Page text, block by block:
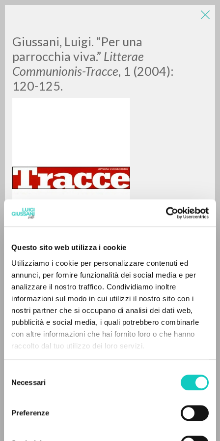
Questo sito web utilizza i cookie
Utilizziamo i cookie per personalizzare contenuti ed
annunci, per fornire funzionalità dei social media e per
analizzare il nostro traffico. Condividiamo inoltre
informazioni sul modo in cui utilizzi il nostro sito con i
nostri partner che si occupano di analisi dei dati web,
pubblicità e social media, i quali potrebbero combinarle
con altre informazioni che hai fornito loro o che hanno
raccolto dal tuo utilizzo dei loro servizi.
delNecessari
Preferenze
Giussani, Luigi. “Per una
parrocchia viva.” Litterae
Communionis-Tracce, 1 (2004):
120-125.
Giussani Luigi Autor
Italiano
Litterae Communionis-Tracce
2004
Páginas: 6
ÚLTIMA ACTUALIZACIÓN
31/05/2024
LUIGI
GIUSSANI
BÚSQUEDA AVANZADA »
0DOCUMENTOS ENCONTRADOS
RESULTADOS SUCESIVOS